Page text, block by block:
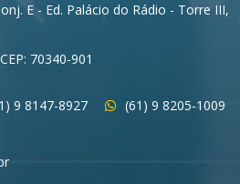
E - Ed. Palácio do Rádio - Torre III,
70340-901
9 8147-8927 (61) 9 8205-1009